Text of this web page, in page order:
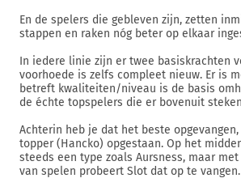
En de spelers die gebleven zijn, zetten
stappen en raken nóg beter op elkaar
In iedere linie zijn er twee basiskrachten
voorhoede is zelfs compleet nieuw. Er is
betreft kwaliteiten/niveau is de basis
de échte topspelers die er bovenuit
Achterin heb je dat het beste
topper (Hancko) opgestaan. Op het
steeds een type zoals Aursness, maar
van spelen probeert Slot dat op te vangen.